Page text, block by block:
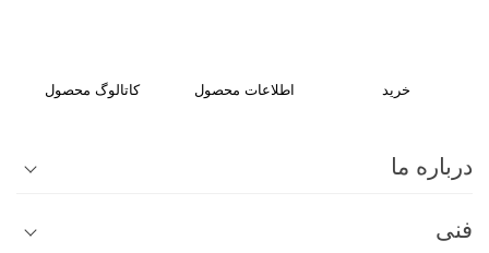
خرید اطلاعات محصول کاتالوگ محصول
درباره ما
فنی